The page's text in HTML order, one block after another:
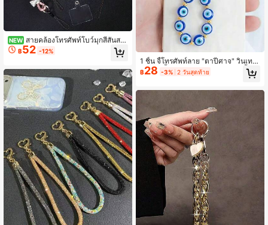
NEW สายคล้องโทรศัพท์โบว์มุกสีสันสด
ใสเงางาม สไตล์หรูหราน่ารัก แบบสาย
ข้อมือสั้นพร้อมโซ่เชือกคล้องโทรศัพท์ แ
฿52 -12%
1 ชิ้น จี้โทรศัพท์ลาย "ตาปีศาจ" วินเทจ
จับคู่กับจี้โทรศัพท์เรซินเคลือบสามชั้น ส
ามารถใช้เป็นจี้กระเป๋า พวงกุญแจ เหมา
ญคริสต์มาส อุปกรณ์รถยนต์ จี้กระเป๋า
฿28 -3% 2 วันสุดท้าย